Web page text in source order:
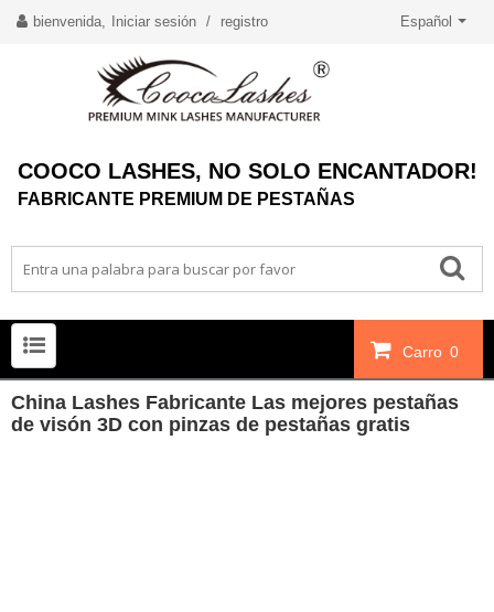
bienvenida, Iniciar sesión / registro Español
COOCO LASHES, NO SOLO ENCANTADOR!
FABRICANTE PREMIUM DE PESTAÑAS
Carro 0
China Lashes Fabricante Las mejores pestañas
de visón 3D con pinzas de pestañas gratis